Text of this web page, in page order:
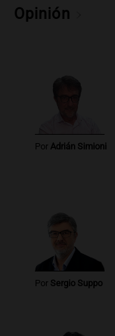
Fe
jubilaciones
Opinión
Por Adrián Simioni
Por Sergio Suppo